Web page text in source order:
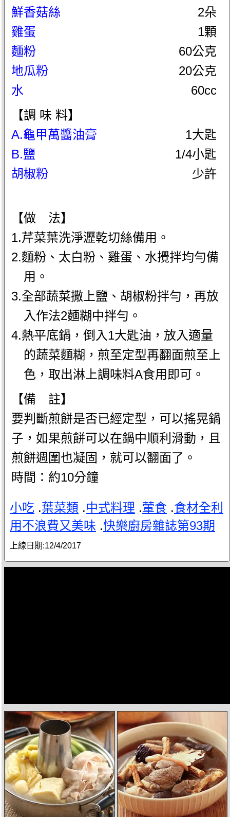
鮮香菇絲
2朵
雞蛋
1顆
麵粉
60公克
地瓜粉
20公克
水
60cc
【調 味 料】
A.龜甲萬醬油膏
1大匙
B.鹽
1/4小匙
胡椒粉
少許
【做 法】
1.芹菜葉洗淨瀝乾切絲備用。
2.麵粉、太白粉、雞蛋、水攪拌均勻備
用。
3.全部蔬菜撒上鹽、胡椒粉拌勻，再放
入作法2麵糊中拌勻。
4.熱平底鍋，倒入1大匙油，放入適量
的蔬菜麵糊，煎至定型再翻面煎至上
色，取出淋上調味料A食用即可。
【備 註】
要判斷煎餅是否已經定型，可以搖晃鍋
子，如果煎餅可以在鍋中順利滑動，且
煎餅週圍也凝固，就可以翻面了。
時間：約10分鐘
小吃 .葉菜類 .中式料理 .葷食 .食材全利
用不浪費又美味 .快樂廚房雜誌第93期
上線日期:12/4/2017